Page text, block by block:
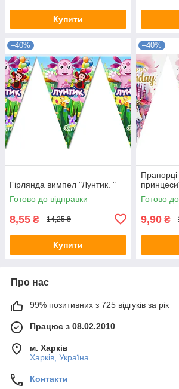
Купити
–40%
Гірлянда вимпел "Лyнтик. "
Готово до відправки
8,55 ₴ 14,25 ₴
Купити
–40%
Готово
9,90 ₴
Про нас
99% позитивних з 725 відгуків за рік
Працює з 08.02.2010
м. Харків
Харків, Україна
Контакти